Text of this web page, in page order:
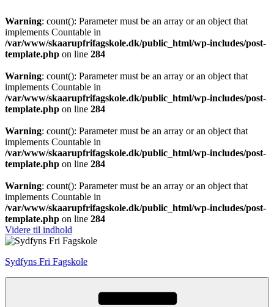
Warning: count(): Parameter must be an array or an object that
implements Countable in
/var/www/skaarupfrifagskole.dk/public_html/wp-includes/post-
template.php on line 284
Warning: count(): Parameter must be an array or an object that
implements Countable in
/var/www/skaarupfrifagskole.dk/public_html/wp-includes/post-
template.php on line 284
Warning: count(): Parameter must be an array or an object that
implements Countable in
/var/www/skaarupfrifagskole.dk/public_html/wp-includes/post-
template.php on line 284
Warning: count(): Parameter must be an array or an object that
implements Countable in
/var/www/skaarupfrifagskole.dk/public_html/wp-includes/post-
template.php on line 284
Videre til indhold
Sydfyns Fri Fagskole